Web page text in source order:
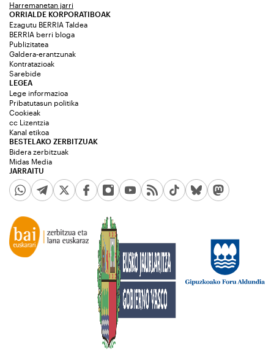
Harremanetan jarri
ORRIALDE KORPORATIBOAK
Ezagutu BERRIA Taldea
BERRIA berri bloga
Publizitatea
Galdera-erantzunak
Kontratazioak
Sarebide
JARRAITU
LEGEA
Lege informazioa
Pribatutasun politika
Cookieak
cc Lizentzia
Kanal etikoa
BESTELAKO ZERBITZUAK
Bidera zerbitzuak
Midas Media